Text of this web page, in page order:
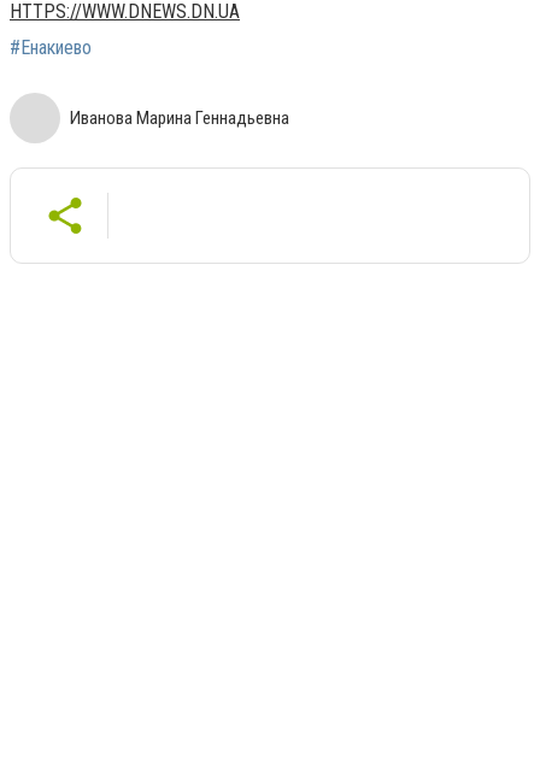
HTTPS://WWW.DNEWS.DN.UA
#Енакиево
Иванова Марина Геннадьевна